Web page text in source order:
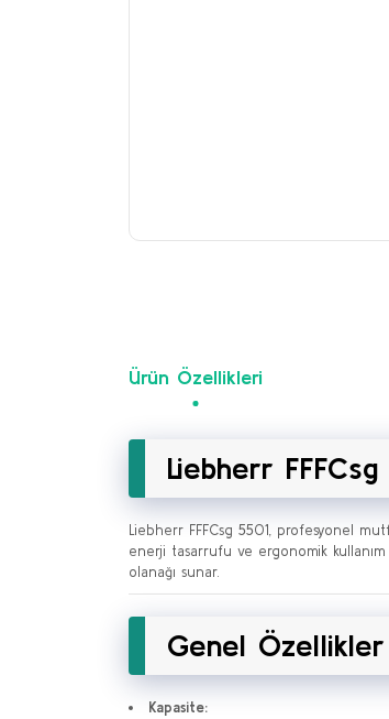
Ürün Özellikleri
Liebherr
Liebherr FFFCsg 5501, profesyonel
enerji tasarrufu ve ergonomik kullanım
olanağı sunar.
Genel Özellikler
Kapasite: